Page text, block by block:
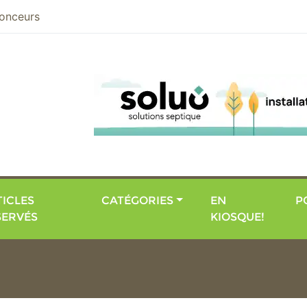
CATÉGORIES
EN
KIOSQUE!